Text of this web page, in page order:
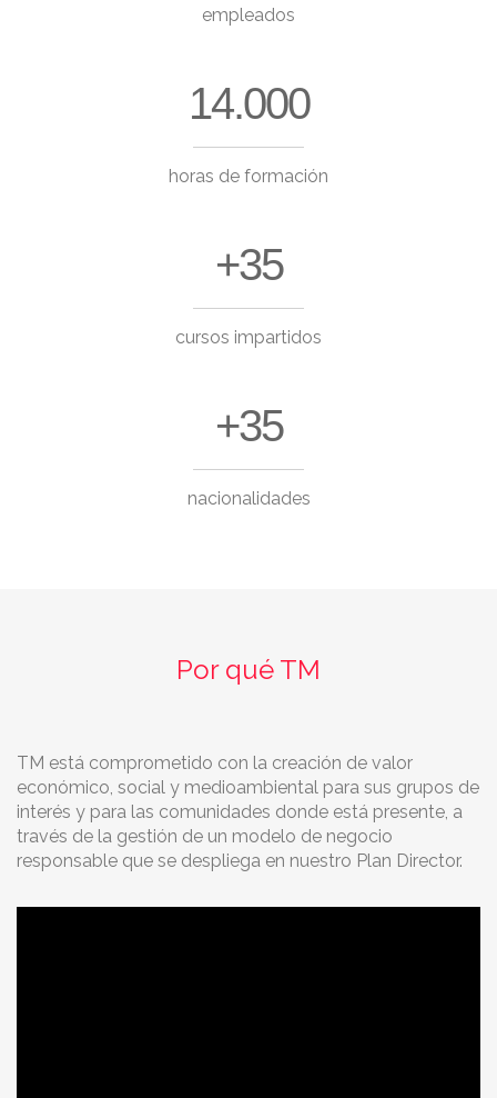
empleados
14.000
horas de formación
+35
cursos impartidos
+35
nacionalidades
Por qué TM
TM está comprometido con la creación de valor
económico, social y medioambiental para sus grupos de
interés y para las comunidades donde está presente, a
través de la gestión de un modelo de negocio
responsable que se despliega en nuestro Plan Director.